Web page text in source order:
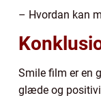
– Hvordan kan
Smile film er en
glæde og